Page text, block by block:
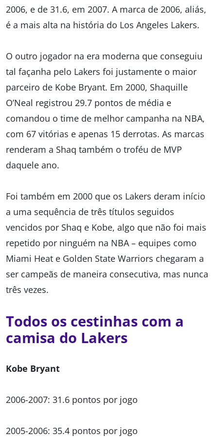
2006, e de 31.6, em 2007. A marca de 2006, aliás,
é a mais alta na história do Los Angeles Lakers.
O outro jogador na era moderna que conseguiu
tal façanha pelo Lakers foi justamente o maior
parceiro de Kobe Bryant. Em 2000, Shaquille
O’Neal registrou 29.7 pontos de média e
comandou o time de melhor campanha na NBA,
com 67 vitórias e apenas 15 derrotas. As marcas
renderam a Shaq também o troféu de MVP
daquele ano.
Foi também em 2000 que os Lakers deram início
a uma sequência de três títulos seguidos
vencidos por Shaq e Kobe, algo que não foi mais
repetido por ninguém na NBA – equipes como
Miami Heat e Golden State Warriors chegaram a
ser campeãs de maneira consecutiva, mas nunca
três vezes.
Todos os cestinhas com a
camisa do Lakers
Kobe Bryant
2006-2007: 31.6 pontos por jogo
2005-2006: 35.4 pontos por jogo